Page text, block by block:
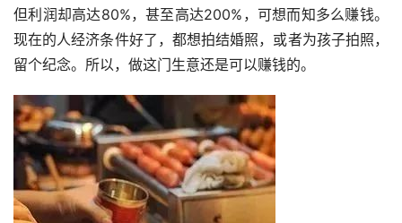
但利润却高达80%，甚至高达200%，可想而知多么赚钱。
现在的人经济条件好了，都想拍结婚照，或者为孩子拍照，
留个纪念。所以，做这门生意还是可以赚钱的。